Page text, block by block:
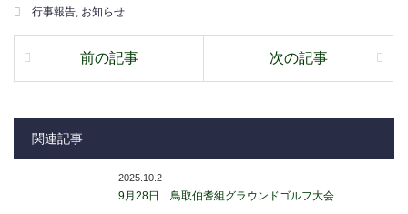
行事報告, お知らせ
前の記事 次の記事
関連記事
2025.10.2
9月28日 鳥取伯耆組グラウンドゴルフ大会